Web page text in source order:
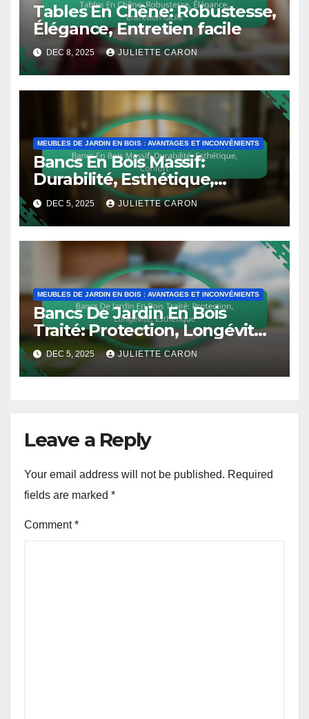
Tables En Chêne: Robustesse,
Élégance, Entretien facile
DEC 8, 2025 JULIETTE CARON
MEUBLES DE JARDIN EN BOIS : AVANTAGES ET INCONVÉNIENTS
Bancs En Bois Massif:
Durabilité, Esthétique,
Confort
DEC 5, 2025 JULIETTE CARON
MEUBLES DE JARDIN EN BOIS : AVANTAGES ET INCONVÉNIENTS
Bancs De Jardin En Bois
Traité: Protection, Longévité,
Esthétique
DEC 5, 2025 JULIETTE CARON
Leave a Reply
Your email address will not be published. Required
fields are marked *
Comment*